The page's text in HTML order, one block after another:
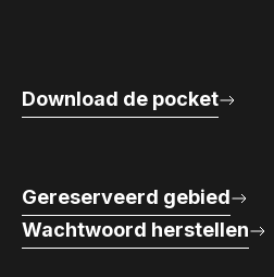
Download de pocket
Gereserveerd gebied
Wachtwoord herstellen